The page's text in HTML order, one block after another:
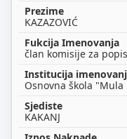
KAZAZOVIĆ
član komisije za
Osnovna škola
KAKANJ